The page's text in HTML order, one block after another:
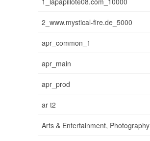
2_www.mystical-fire.de_5000
apr_common_1
apr_main
apr_prod
ar t2
Arts & Entertainment, Photography